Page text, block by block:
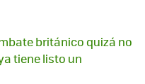
británico quizá no
tiene listo un